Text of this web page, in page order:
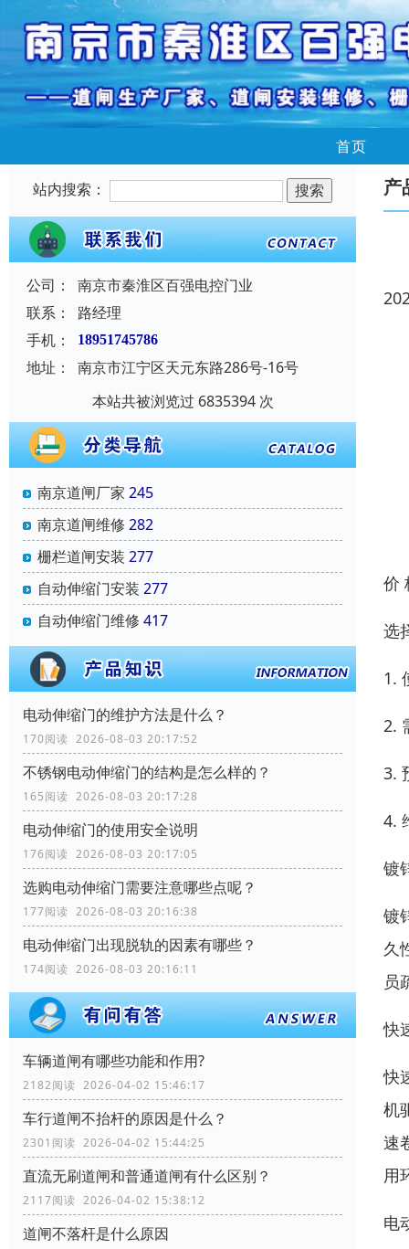
首页
站内搜索：
公司：
南京市秦淮区百强电控门业
联系：
路经理
手机：
18951745786
地址：
南京市江宁区天元东路286号-16号
本站共被浏览过 6835394 次
南京道闸厂家 245
南京道闸维修 282
栅栏道闸安装 277
自动伸缩门安装 277
自动伸缩门维修 417
电动伸缩门的维护方法是什么？
170阅读 2026-08-03 20:17:52
不锈钢电动伸缩门的结构是怎么样的？
165阅读 2026-08-03 20:17:28
电动伸缩门的使用安全说明
176阅读 2026-08-03 20:17:05
选购电动伸缩门需要注意哪些点呢？
177阅读 2026-08-03 20:16:38
电动伸缩门出现脱轨的因素有哪些？
174阅读 2026-08-03 20:16:11
车辆道闸有哪些功能和作用?
2182阅读 2026-04-02 15:46:17
车行道闸不抬杆的原因是什么？
2301阅读 2026-04-02 15:44:25
直流无刷道闸和普通道闸有什么区别？
2117阅读 2026-04-02 15:38:12
道闸不落杆是什么原因
产
价
选
1.
2.
3.
4.
镀
镀
久
员
快
快
机
速
用
电